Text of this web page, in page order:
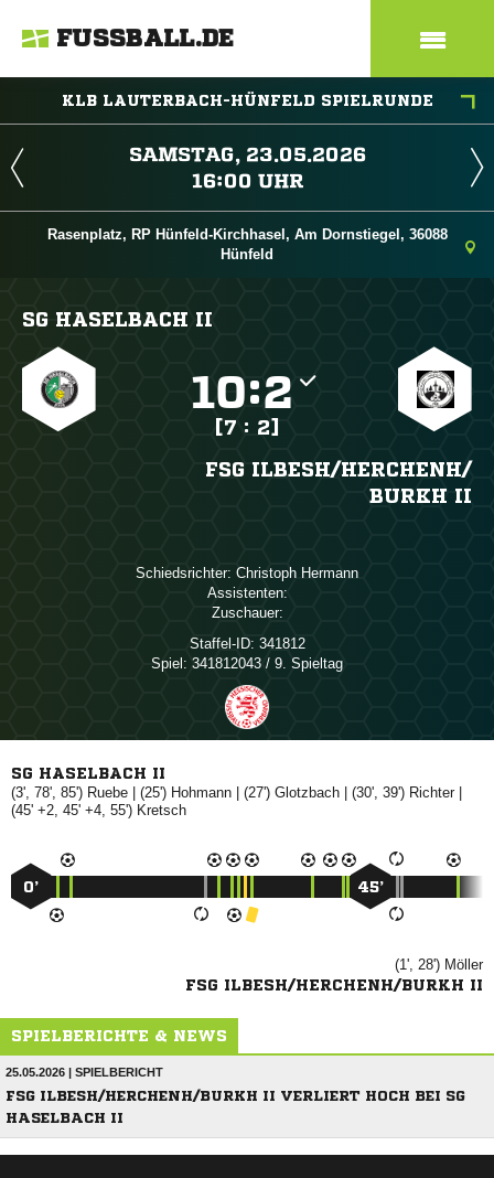
FUSSBALL.DE
KLB LAUTERBACH-HÜNFELD SPIELRUNDE
 
 
Rasenplatz, RP Hünfeld-Kirchhasel, Am Dornstiegel, 36088
Hünfeld
SG HASELBACH II
:
[7 : 2]
FSG ILBESH/​HERCHENH/​
BURKH II
Schiedsrichter:  
Assistenten:
Zuschauer:
Staffel-ID: 341812
Spiel: 341812043 / 9. Spieltag
SG HASELBACH II
(3', 78', 85')  | (25')  | (27')  | (30', 39') |
(45' +2, 45' +4, 55') 
0’ 45’
(1', 28') 
FSG ILBESH/HERCHENH/BURKH II
SPIELBERICHTE & NEWS
25.05.2026 | SPIELBERICHT
FSG ILBESH/HERCHENH/BURKH II VERLIERT HOCH BEI SG
HASELBACH II